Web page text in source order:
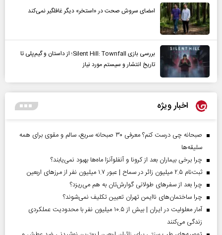
امضای سروش صحت در «استخر» دیگر غافلگیر نمی‌کند
بررسی بازی Silent Hill: Townfall؛ از داستان و گیم‌پلی تا
تاریخ انتشار و سیستم مورد نیاز
اخبار ویژه
صبحانه چی درست کنم؟ معرفی ۳۰ صبحانه سریع، سالم و مقوی برای همه
سلیقه‌ها
چرا برخی بیماران بعد از کرونا و آنفلوآنزا ماه‌ها بهبود نمی‌یابند؟
ثبت‌نام ۲.۵ میلیون زائر در سماح | عبور ۱.۷ میلیون نفر از مرز‌های اربعین
چرا بعد از سفرهای طولانی گوارش‌تان به هم می‌ریزد؟
چرا ساختمان‌های ناایمن تهران تعیین تکلیف نمی‌شوند؟
آمار معلولیت در ایران | بیش از ۱۰.۵ میلیون نفر با محدودیت عملکردی
زندگی می‌کنند